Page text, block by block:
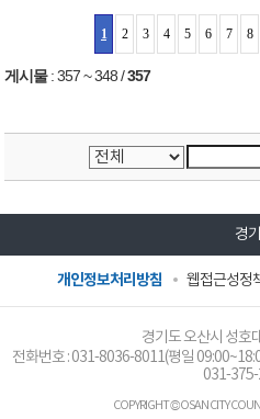
1 2 3 4 5 6 7 8
게시물:357 ~ 348 /357
경
개인정보처리방침 웹접근성정
경기도 오산시 성호
전화번호 :031-8036-8011(평일
031-
COPYRIGHT © OSAN CITY